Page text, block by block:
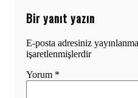
Bir yanıt yazın
E-posta adresiniz
işaretlenmişlerdir
Yorum *